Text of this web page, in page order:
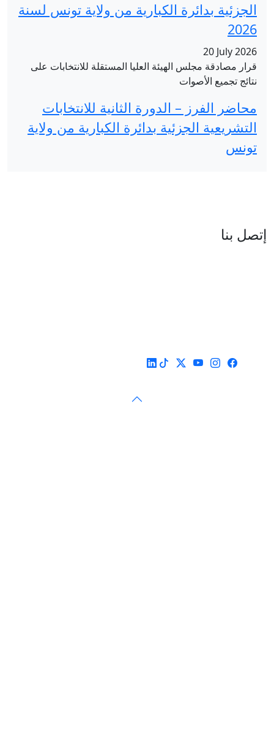
من ولاية تونس لسنة
المستقلة للانتخابات على
الثانية للانتخابات
الكبارية من ولاية